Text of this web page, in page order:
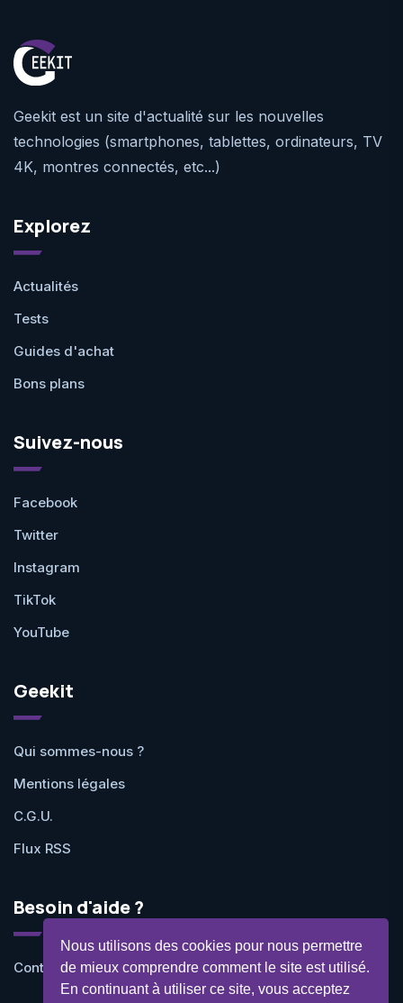
Nous utilisons des cookies pour nous permettre
de mieux comprendre comment le site est utilisé.
En continuant à utiliser ce site, vous acceptez
Geekit est un site d'actualité sur les nouvelles
technologies (smartphones, tablettes, ordinateurs, TV
4K, montres connectés, etc...)
Explorez
Actualités
Tests
Guides d'achat
Bons plans
Suivez-nous
Facebook
Twitter
Instagram
TikTok
YouTube
Geekit
Qui sommes-nous ?
Mentions légales
C.G.U.
Flux RSS
Besoin d'aide ?
Contactez-nous